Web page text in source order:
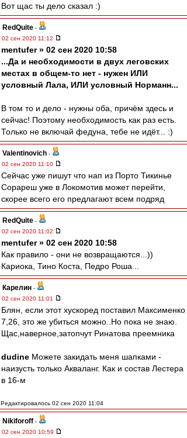
Вот щас ты дело сказал :)
RedQuite -
02 сен 2020 11:12
mentufer » 02 сен 2020 10:58
...Да и необходимости в двух леговских
местах в общем-то нет - нужен ИЛИ
условный Лала, ИЛИ условный Норманн...
В том то и дело - нужны оба, причём здесь и
сейчас! Поэтому необходимость как раз есть.
Только не включай федуна, тебе не идёт... :)
Valentinovich -
02 сен 2020 11:10
Сейчас уже пишут что нап из Порто Тикинье
Сорареш уже в Локомотив может перейти,
скорее всего его предлагают всем подряд
RedQuite -
02 сен 2020 11:02
mentufer » 02 сен 2020 10:58
Как правило - они не возвращаются...))
Кариока, Тино Коста, Педро Роша...
Карелин -
02 сен 2020 11:01
Блян, если этот хускоред поставил Максименко
7,26, это же убиться можно..Но пока не знаю.
Щас,наверное,затопчут Ринатова преемника
dudine Можете закидать меня шапками -
наизусть только Акваланг. Как и состав Лестера
в 16-м
Редактировалось 02 сен 2020 11:04
Nikiforoff -
02 сен 2020 10:59